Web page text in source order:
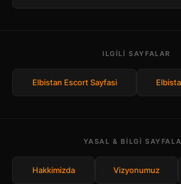
ILGILI SAYFALAR
Elbistan Escort Sayfasi
YASAL & BILGI
Hakkimizda Vizyonumuz